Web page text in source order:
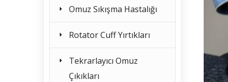
Omuz Sıkışma Hastalığı
Rotator Cuff Yırtıkları
Tekrarlayıcı Omuz
Çıkıkları